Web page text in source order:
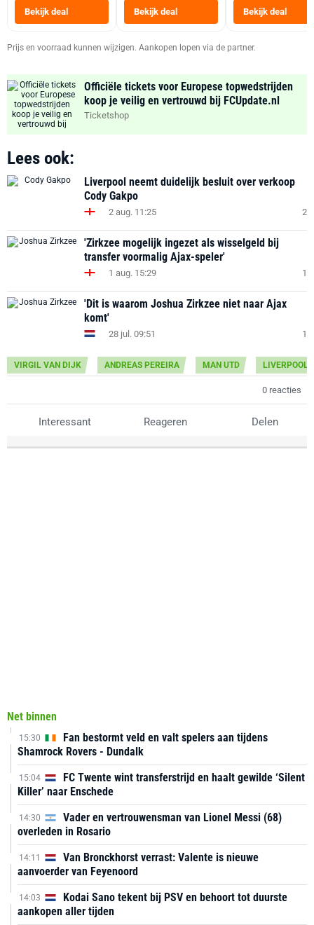
Bekijk deal Bekijk deal
Heteluchtfriteuse
Zwart
Bekijk deal
Prijs en voorraad kunnen wijzigen. Aankopen lopen via de partner.
Officiële tickets voor Europese topwedstrijden
koop je veilig en vertrouwd bij FCUpdate.nl
Ticketshop
Lees ook:
Liverpool neemt duidelijk besluit over verkoop
Cody Gakpo
2 aug. 11:25 2
'Zirkzee mogelijk ingezet als wisselgeld bij
transfer voormalig Ajax-speler'
1 aug. 15:29 1
'Dit is waarom Joshua Zirkzee niet naar Ajax
komt'
28 jul. 09:51 1
VIRGIL VAN DIJK ANDREAS PEREIRA MAN UTD LIVERPOOL
0 reacties
Interessant Reageren Delen
Net binnen
15:30
Fan bestormt veld en valt spelers aan tijdens
Shamrock Rovers - Dundalk
15:04
FC Twente wint transferstrijd en haalt gewilde ‘Silent
Killer’ naar Enschede
14:30
Vader en vertrouwensman van Lionel Messi (68)
overleden in Rosario
14:11
Van Bronckhorst verrast: Valente is nieuwe
aanvoerder van Feyenoord
14:03
Kodai Sano tekent bij PSV en behoort tot duurste
aankopen aller tijden